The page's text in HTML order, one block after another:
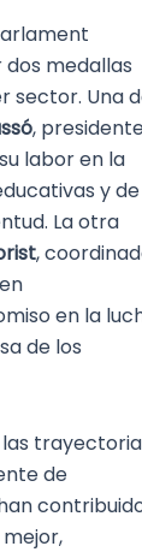
medallas
sector. Una
,
labor en la
y de
La otra
,
en la
de los
de